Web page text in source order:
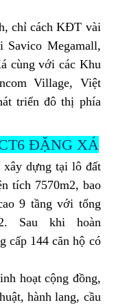
chỉ cách KĐT vài
Megamall,
cùng với các Khu
Village, Việt
triển đô thị phía
ĐẶNG XÁ
dựng tại lô đất
tích 7570m2, bao
9 tầng với tổng
Sau khi hoàn
cấp 144 căn hộ có
hoạt cộng đồng,
hành lang, cầu